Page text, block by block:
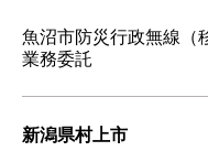
魚沼市防災行政無線（
業務委託
新潟県村上市